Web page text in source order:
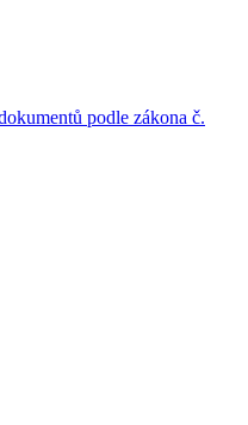
podle zákona č.